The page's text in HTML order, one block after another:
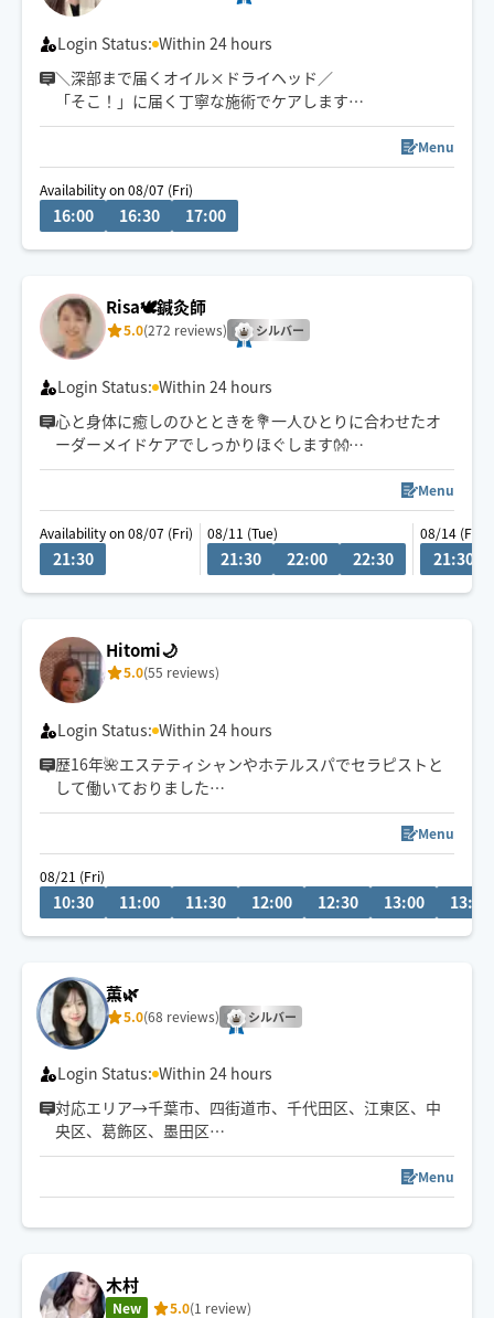
Login Status: Within 24 hours
＼深部まで届くオイル×ドライヘッド／
「そこ！」に届く丁寧な施術でケアします✨
7(金)16:00/16:30🈳⭕️
・ガチガチの首肩・眼精疲労に
・オイルで流す極上リンパケア
・パンパンな足のむくみも軽やかに！
※片道45分以上の方は90分〜承ります🙇‍♀️
Menu
Availability on 08/07 (Fri)
16:00 16:30 17:00
Risa🕊️鍼灸師
5.0(272 reviews) シルバー
Login Status: Within 24 hours
心と身体に癒しのひとときを💐一人ひとりに合わせたオ
ーダーメイドケアでしっかりほぐします👐
得意︰首、肩こり、腰痛
HOGUGU外でも活動してるため、枠に限りがあります🙇‍♀
ぜひ疲れを取るお手伝いをさせてください♫
Menu
Availability on 08/07 (Fri)
21:30
08/11 (Tue)
21:30 22:00 22:30
08/14 (Fri)
21:30
Hitomi🌙
5.0(55 reviews)
Login Status: Within 24 hours
歴16年🌺エステティシャンやホテルスパでセラピストと
して働いておりました
リラクゼーションから疲労回復までお任せください🕊️
※スケジュールが✖️の場合でも事前にお問い合わせいただ
ければ予約可能な場合もございます。お気軽にメッセー
※施術中によりすぐにメッセージ返信出来ない場合がご
ざいます。
Menu
08/21 (Fri)
10:30 11:00 11:30 12:00 12:30 13:00 13:30
薫🌿
5.0(68 reviews) シルバー
Login Status: Within 24 hours
対応エリア→千葉市、四街道市、千代田区、江東区、中
央区、葛飾区、墨田区
その他のエリアやご希望の日時がある方は、事前に調整
できる場合もありますのでチャットでご相談ください🌷
"また明日から頑張れる"をモットーに
🫧
Menu
木村
New 5.0(1 review)